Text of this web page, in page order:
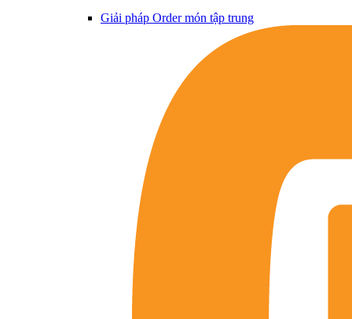
Giải pháp Order món tập trung